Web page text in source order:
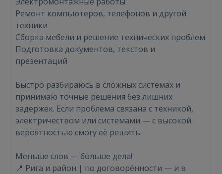
Ремонт компьютеров, телефонов и другой
техники
Сборка мебели и решение технических проблем
Подготовка документов, текстов и
презентаций
Быстро разбираюсь в сложных системах и
принимаю точные решения без лишних
задержек. Если проблема связана с техникой,
электричеством или системами — с высокой
вероятностью смогу её решить.
Меньше слов — больше дела!
📍 Рига и район | по договорённости — и в